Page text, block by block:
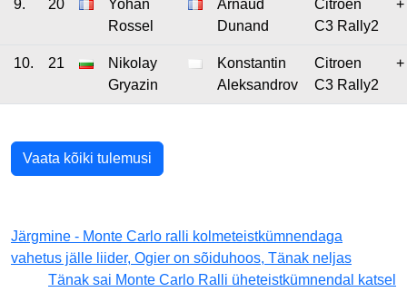
9. 20
Yohan
Rossel
Arnaud
Dunand
Citroen
C3 Rally2
+
10. 21
Nikolay
Gryazin
Konstantin
Aleksandrov
Citroen
C3 Rally2
+
Vaata kõiki tulemusi
Järgmine - Monte Carlo ralli kolmeteistkümnendaga
vahetus jälle liider, Ogier on sõiduhoos, Tänak neljas
Tänak sai Monte Carlo Ralli üheteistkümnendal katsel